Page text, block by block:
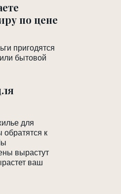
по цене
пригодятся
бытовой
для
к
вырастут
ваш